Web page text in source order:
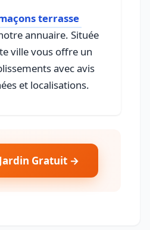
terrasse
annuaire. Située
ville vous offre un
avec avis
et localisations.
Gratuit →